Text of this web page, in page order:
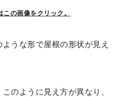
の画像をクリック。
うな形で屋根の形状が見え
のように見え方が異なり、